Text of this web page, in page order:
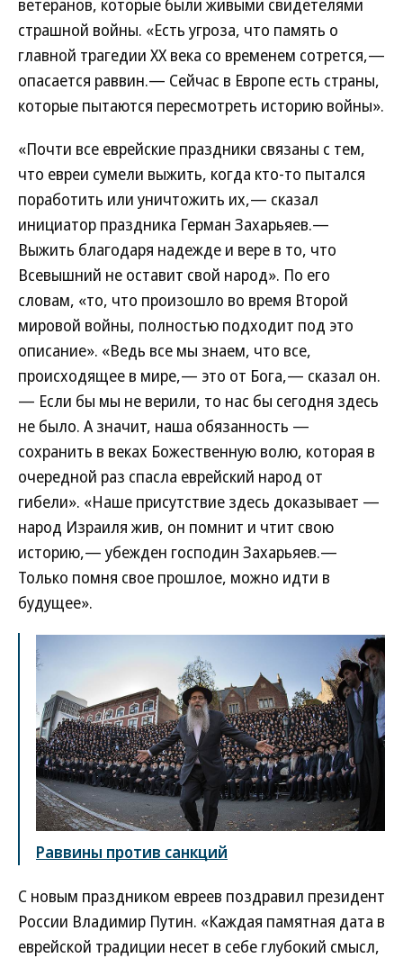
ветеранов, которые были живыми свидетелями
страшной войны. «Есть угроза, что память о
главной трагедии ХХ века со временем сотрется,—
опасается раввин.— Сейчас в Европе есть страны,
которые пытаются пересмотреть историю войны».
«Почти все еврейские праздники связаны с тем,
что евреи сумели выжить, когда кто-то пытался
поработить или уничтожить их,— сказал
инициатор праздника Герман Захарьяев.—
Выжить благодаря надежде и вере в то, что
Всевышний не оставит свой народ». По его
словам, «то, что произошло во время Второй
мировой войны, полностью подходит под это
описание». «Ведь все мы знаем, что все,
происходящее в мире,— это от Бога,— сказал он.
— Если бы мы не верили, то нас бы сегодня здесь
не было. А значит, наша обязанность —
сохранить в веках Божественную волю, которая в
очередной раз спасла еврейский народ от
гибели». «Наше присутствие здесь доказывает —
народ Израиля жив, он помнит и чтит свою
историю,— убежден господин Захарьяев.—
Только помня свое прошлое, можно идти в
будущее».
Раввины против санкций
С новым праздником евреев поздравил президент
России Владимир Путин. «Каждая памятная дата в
еврейской традиции несет в себе глубокий смысл,